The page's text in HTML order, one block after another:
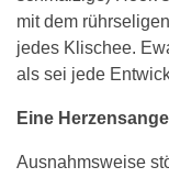
mit dem
jedes Klischee.
als sei jede
Eine
Ausnahmsweise